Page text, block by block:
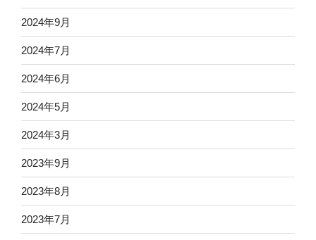
2024年9月
2024年7月
2024年6月
2024年5月
2024年3月
2023年9月
2023年8月
2023年7月